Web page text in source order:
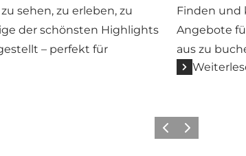
sehen, zu erleben, zu
der schönsten Highlights
– perfekt für
Finden und
Angebote
aus zu
Vorherige Folie
Nächste Folie